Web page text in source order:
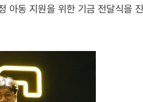
아동 지원을 위한 기금 전달식을 진